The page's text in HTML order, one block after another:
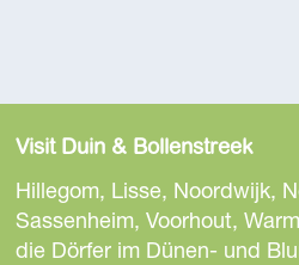
Visit Duin & Bollenstreek
Hillegom, Lisse, Noordwijk,
Sassenheim, Voorhout,
die Dörfer im Dünen- und